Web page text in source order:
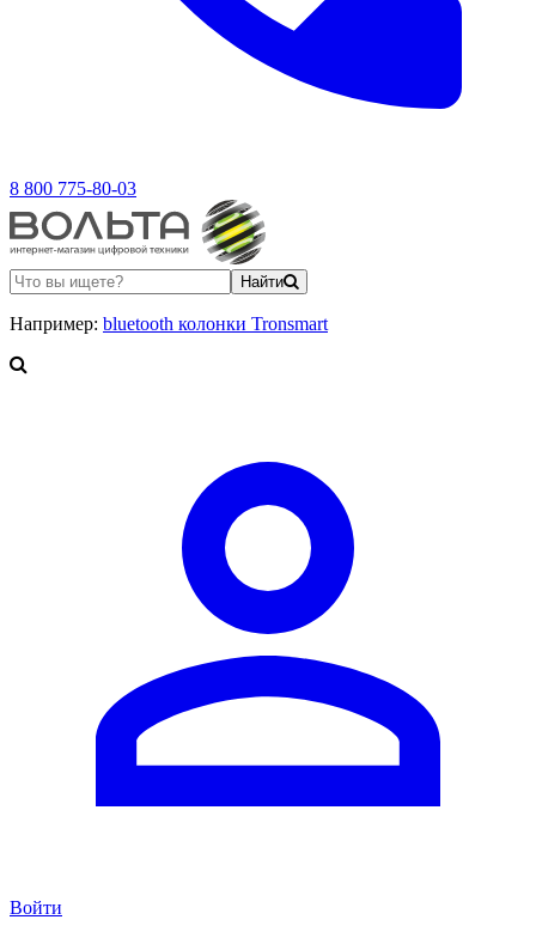
8 800 775-80-03
Найти
Например: bluetooth колонки Tronsmart
Войти